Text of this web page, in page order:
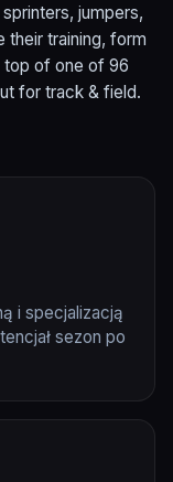
jumpers,
their training, form
top of one of 96
for track & field.
i specjalizacją
sezon po